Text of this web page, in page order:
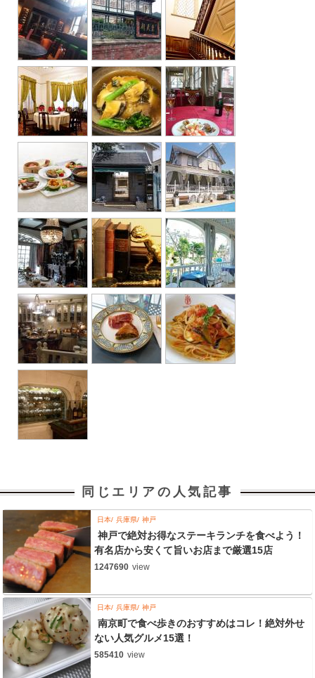
同じエリアの人気記事
日本 兵庫県 神戸
神戸で絶対お得なステーキランチを食べよう！
有名店から安くて旨いお店まで厳選15店
1247690 view
日本 兵庫県 神戸
南京町で食べ歩きのおすすめはコレ！絶対外せ
ない人気グルメ15選！
585410 view